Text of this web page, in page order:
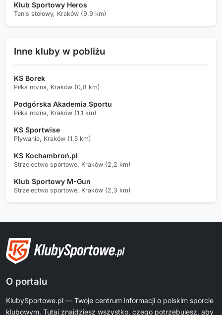
Klub Sportowy Heros
Tenis stołowy, Kraków (9,9 km)
Inne kluby w pobliżu
KS Borek
Piłka nożna, Kraków (0,8 km)
Podgórska Akademia Sportu
Piłka nożna, Kraków (1,1 km)
KS Sportwise
Pływanie, Kraków (1,5 km)
KS Kochambroń.pl
Strzelectwo sportowe, Kraków (2,2 km)
Klub Sportowy M-Gun
Strzelectwo sportowe, Kraków (2,3 km)
O portalu
KlubySportowe.pl — Twoje centrum informacji o polskim sporcie
klubowym. Tutaj znajdziesz wszystko, czego potrzebujesz, aby